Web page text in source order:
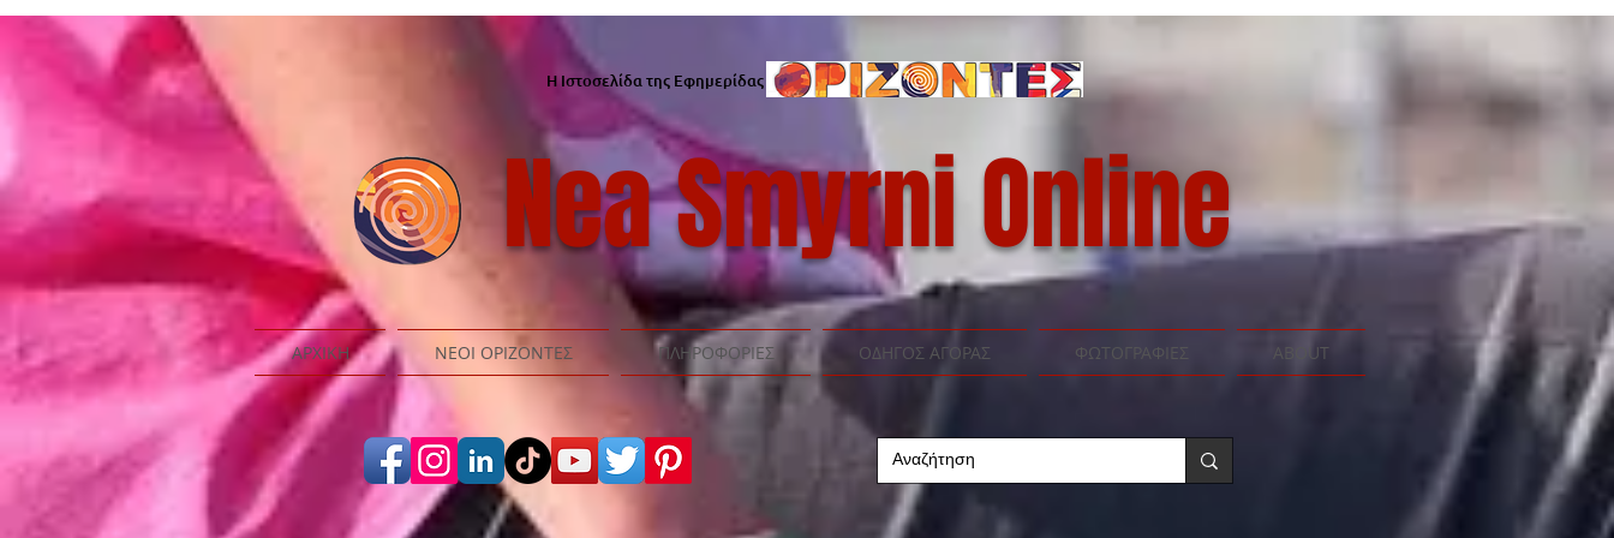
Η Ιστοσελίδα της Εφημερίδας
Nea Smyrni Online
ΑΡΧΙΚΗ ΝΕΟΙ ΟΡΙΖΟΝΤΕΣ ΠΛΗΡΟΦΟΡΙΕΣ ΟΔΗΓΟΣ ΑΓΟΡΑΣ ΦΩΤΟΓΡΑΦΙΕΣ ABOUT